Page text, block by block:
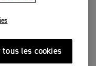
les cookies